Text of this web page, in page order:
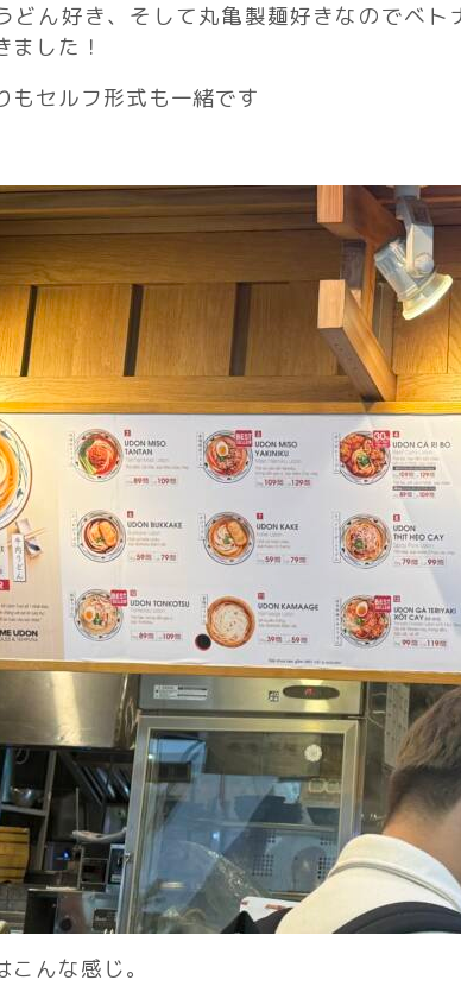
どん好き、そして丸亀製麺好きなのでベ
ました！
もセルフ形式も一緒です
こんな感じ。